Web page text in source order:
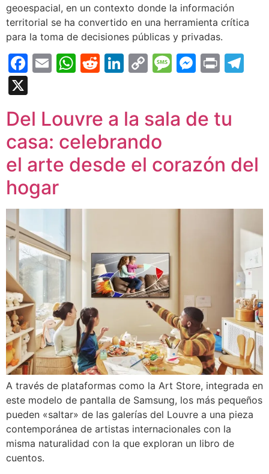
geoespacial, en un contexto donde la información
territorial se ha convertido en una herramienta crítica
para la toma de decisiones públicas y privadas.
Facebook
EmailWhatsApp
Reddit
LinkedIn
CopyMessage
Print
Del Louvre a la sala de tu
casa: celebrando
el arte desde el corazón del
hogar
A través de plataformas como la Art Store, integrada en
este modelo de pantalla de Samsung, los más pequeños
pueden «saltar» de las galerías del Louvre a una pieza
contemporánea de artistas internacionales con la
misma naturalidad con la que exploran un libro de
cuentos.